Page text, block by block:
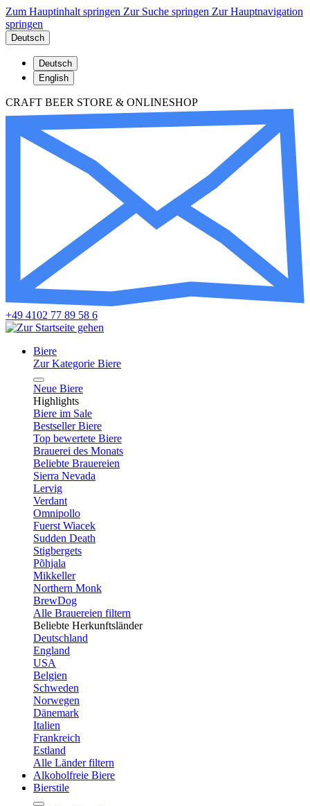
Zum Hauptinhalt springen Zur Suche springen Zur Hauptnavigation
springen
Deutsch
Deutsch
English
CRAFT BEER STORE & ONLINESHOP
+49 4102 77 89 58 6
Biere
Zur Kategorie Biere
Neue Biere
Highlights
Biere im Sale
Bestseller Biere
Top bewertete Biere
Brauerei des Monats
Beliebte Brauereien
Sierra Nevada
Lervig
Verdant
Omnipollo
Fuerst Wiacek
Sudden Death
Stigbergets
Põhjala
Mikkeller
Northern Monk
BrewDog
Alle Brauereien filtern
Beliebte Herkunftsländer
Deutschland
England
USA
Belgien
Schweden
Norwegen
Dänemark
Italien
Frankreich
Estland
Alle Länder filtern
Alkoholfreie Biere
Bierstile